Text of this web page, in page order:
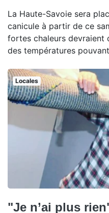
La Haute-Savoie sera
canicule à partir de ce
fortes chaleurs devraient
des températures
Locales
"Je n’ai plus